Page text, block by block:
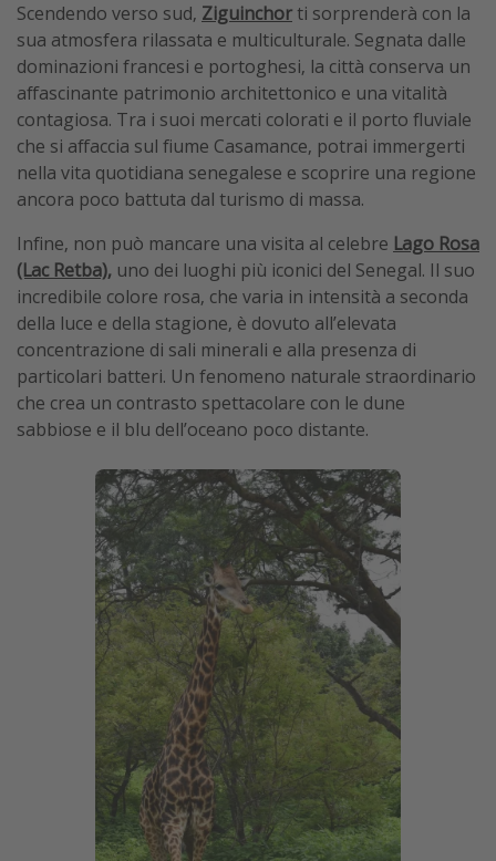
Scendendo verso sud, Ziguinchor ti sorprenderà con la
sua atmosfera rilassata e multiculturale. Segnata dalle
dominazioni francesi e portoghesi, la città conserva un
affascinante patrimonio architettonico e una vitalità
contagiosa. Tra i suoi mercati colorati e il porto fluviale
che si affaccia sul fiume Casamance, potrai immergerti
nella vita quotidiana senegalese e scoprire una regione
ancora poco battuta dal turismo di massa.
Infine, non può mancare una visita al celebre Lago Rosa
(Lac Retba), uno dei luoghi più iconici del Senegal. Il suo
incredibile colore rosa, che varia in intensità a seconda
della luce e della stagione, è dovuto all’elevata
concentrazione di sali minerali e alla presenza di
particolari batteri. Un fenomeno naturale straordinario
che crea un contrasto spettacolare con le dune
sabbiose e il blu dell’oceano poco distante.